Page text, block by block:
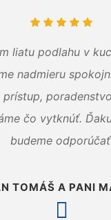
liatu podlahu v
nadmieru
čo vytknúť.
budeme
TOMÁŠ A PANI